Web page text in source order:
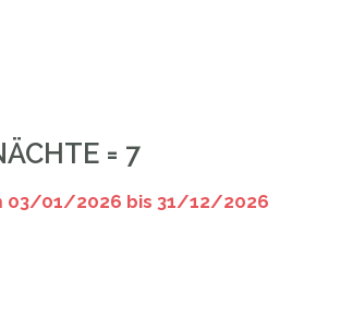
= 7
03/01/2026 bis 31/12/2026